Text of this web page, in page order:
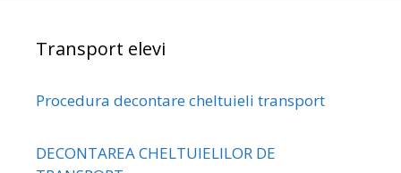
Transport elevi
Procedura decontare cheltuieli transport
DECONTAREA CHELTUIELILOR DE